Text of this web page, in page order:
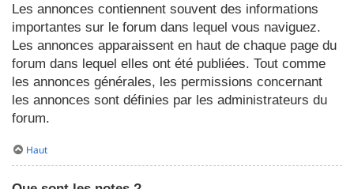
Les annonces contiennent souvent des informations
importantes sur le forum dans lequel vous naviguez.
Les annonces apparaissent en haut de chaque page du
forum dans lequel elles ont été publiées. Tout comme
les annonces générales, les permissions concernant
les annonces sont définies par les administrateurs du
forum.
Haut